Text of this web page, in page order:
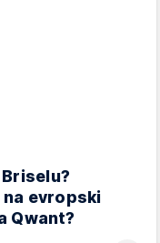
evropski
Qwant?